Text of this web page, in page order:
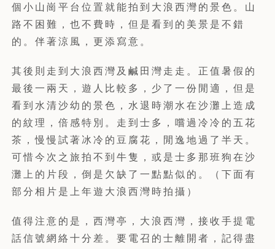
個小山崗平台位置就能拍到大浪西灣的景色。山
路不困難，也不費時，但是看到的美景是不錯
的。伴著涼風，更添寫意。
其後則走到大浪西灣及鹹田灣走走。正值暑假的
最後一兩天，遊人比較多，少了一份閒適，但是
看到水清沙幼的景色，水退時潮水在沙灘上造成
的紋理，倍感特別。走到士多，嚐過冷冷的五花
茶，慢慢試著冰冷的豆腐花，閒逸地過了半天。
可惜今次之旅拍不到牛隻，或是士多那班狗在沙
灘上的片段，倒是欠缺了一點點似的。（下面有
部分相片是上年遊大浪西灣時拍攝）
值得注意的是，西灣亭，大浪西灣，接收手提電
話信號網絡十分差。要電召的士離開者，記得盡